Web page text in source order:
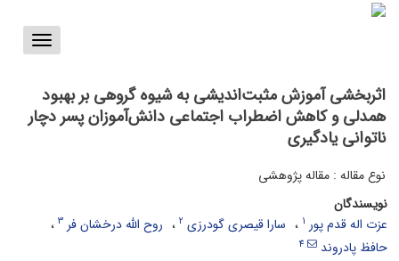
Toggle
اثربخشی آموزش مثبت‌اندیشی به شیوه گروهی بر بهبود
همدلی و کاهش اضطراب اجتماعی دانش‌آموزان پسر دچار
ناتوانی یادگیری
نوع مقاله : مقاله پژوهشی
نویسندگان
عزت اله قدم پور 1 سارا قیصری گودرزی 2 روح الله درخشان فر 3
حافظ پادروند
4